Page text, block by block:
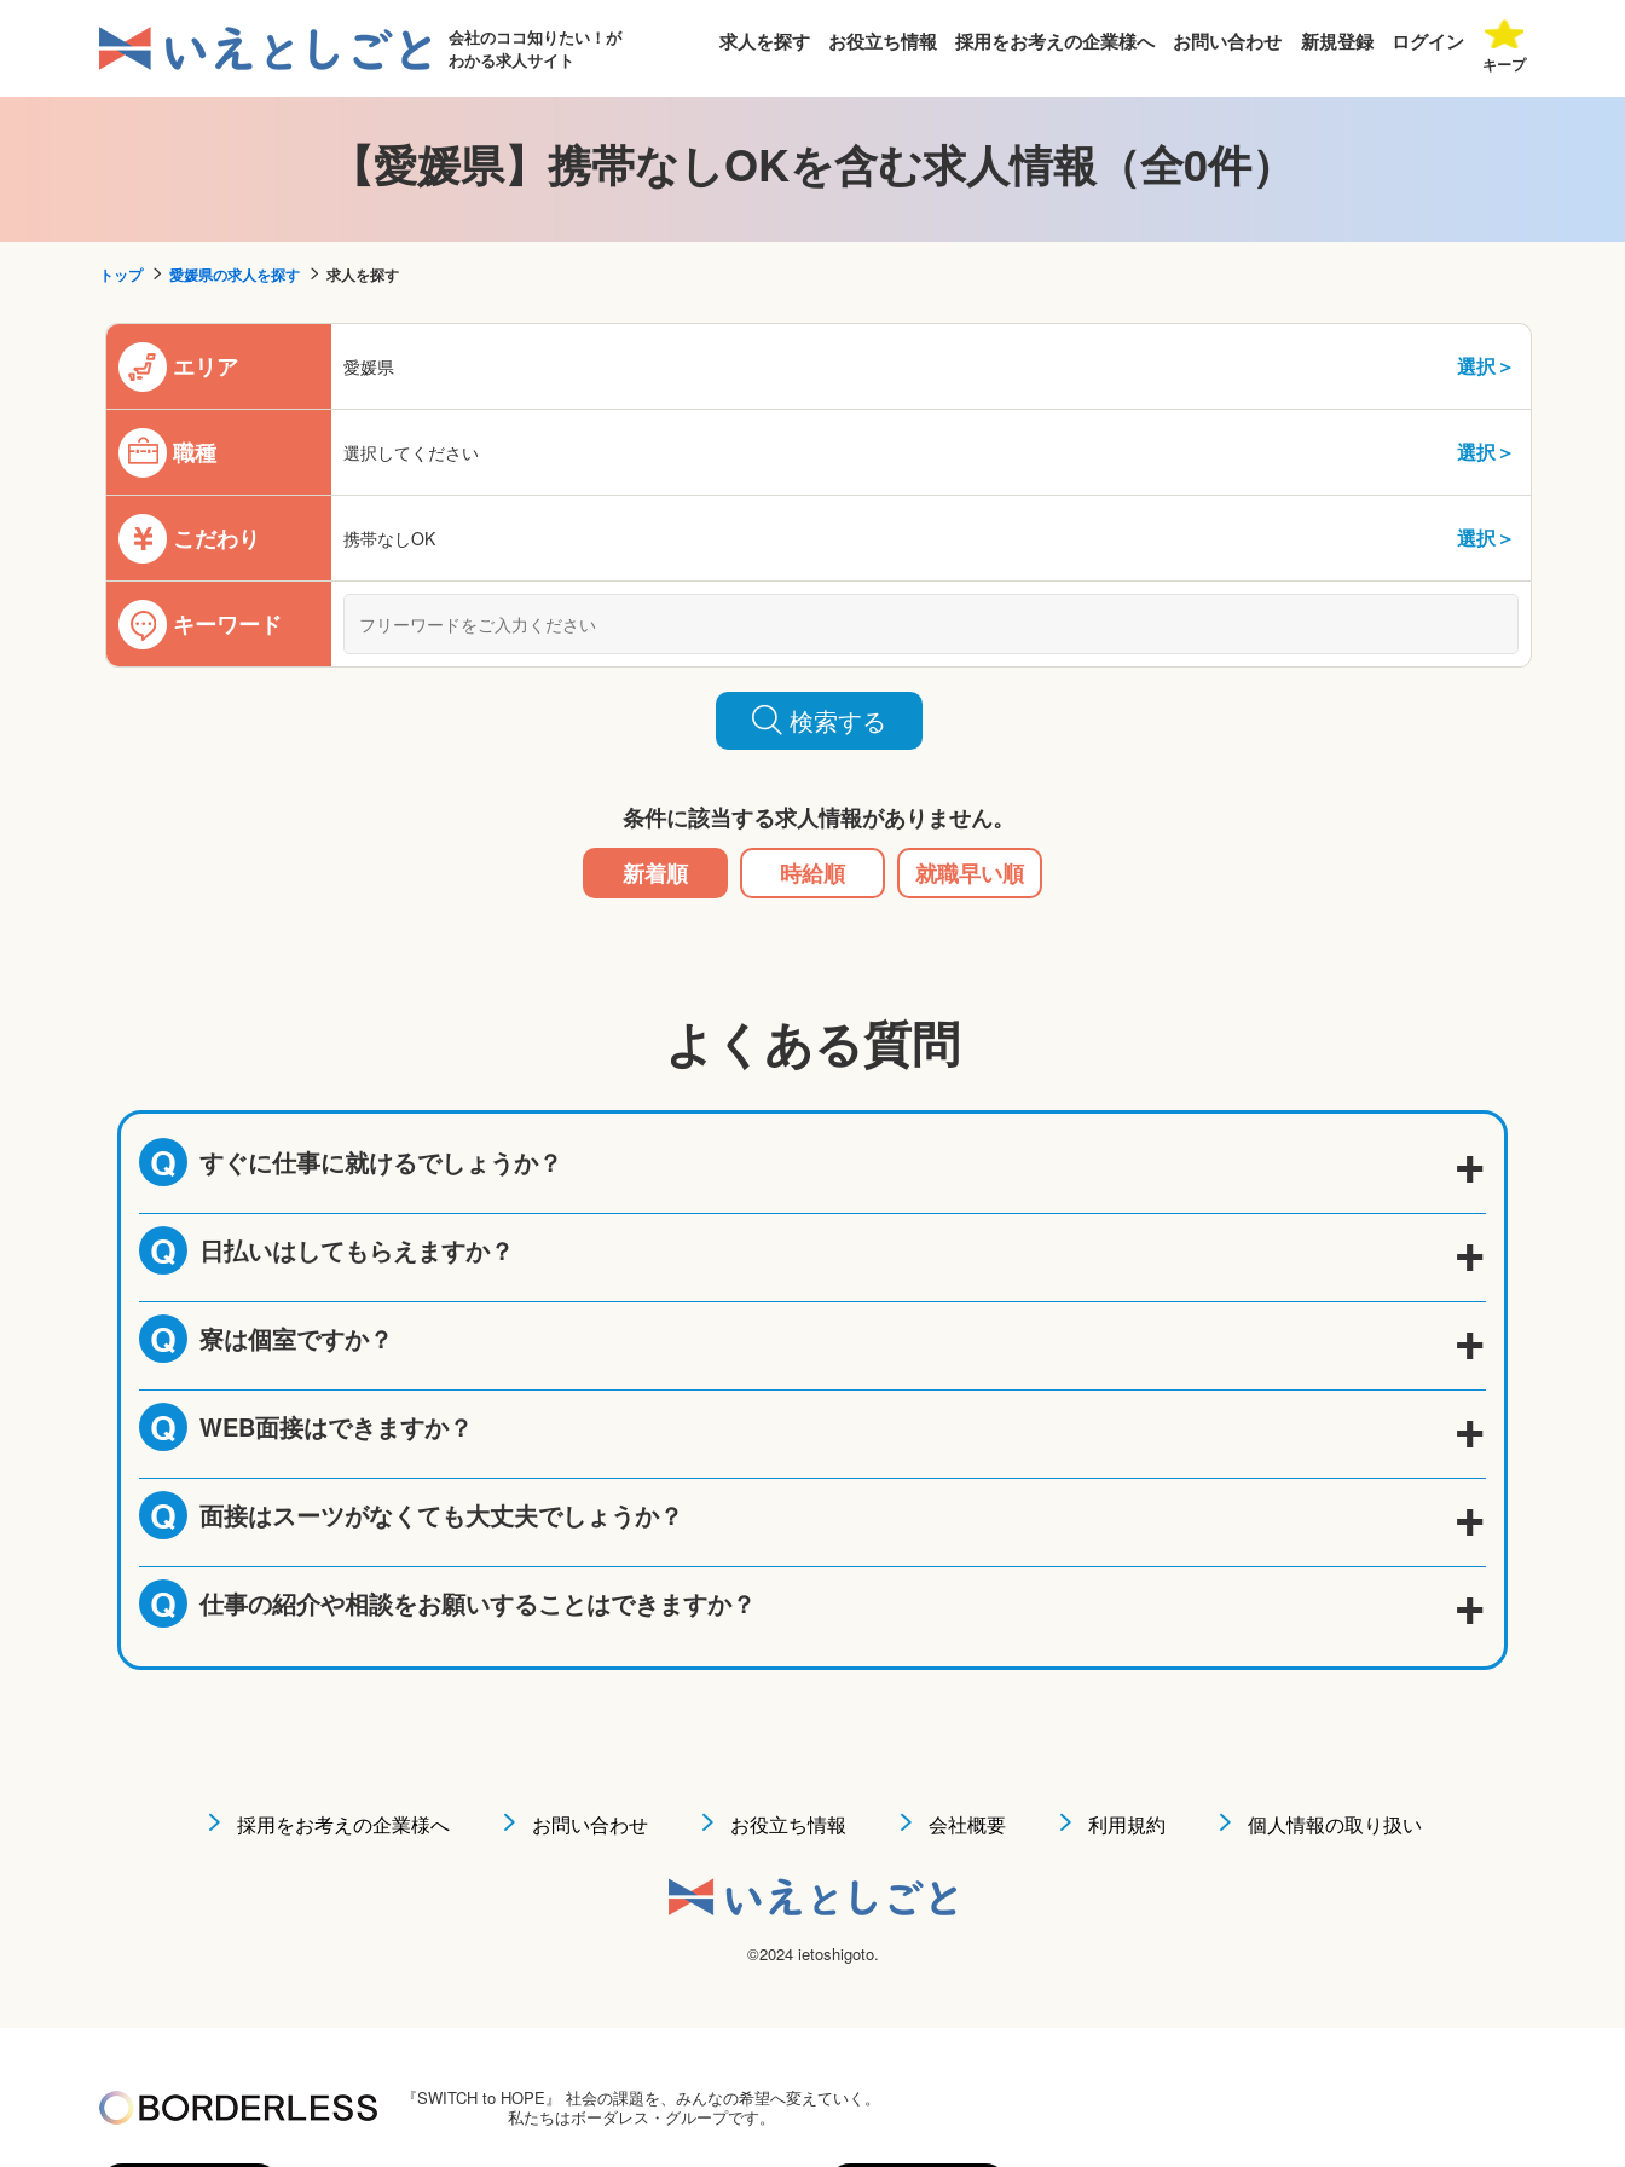
会社のココ知りたい！が
わかる求人サイト
求人を探す お役立ち情報 採用をお考えの企業様へ お問い合わせ 新規登録 ログイン
キープ
【愛媛県】携帯なしOKを含む求人情報（全0件）
トップ 愛媛県の求人を探す 求人を探す
エリア 愛媛県 選択＞
職種 選択してください 選択＞
こだわり 携帯なしOK 選択＞
キーワード
検索する
条件に該当する求人情報がありません。
新着順
時給順 就職早い順
よくある質問
Q すぐに仕事に就けるでしょうか？
Q 日払いはしてもらえますか？
Q 寮は個室ですか？
Q WEB面接はできますか？
Q 面接はスーツがなくても大丈夫でしょうか？
Q 仕事の紹介や相談をお願いすることはできますか？
採用をお考えの企業様へ お問い合わせ お役立ち情報 会社概要 利用規約 個人情報の取り扱い
©2024 ietoshigoto.
『SWITCH to HOPE』 社会の課題を、みんなの希望へ変えていく。
私たちはボーダレス・グループです。